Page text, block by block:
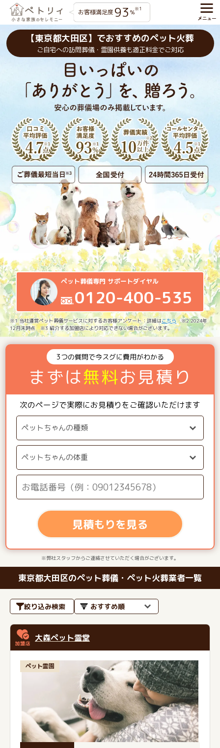
お客様満足度 93 %※1
【東京都大田区】でおすすめのペット火葬
ご自宅への訪問葬儀・霊園供養も適正料金でご対応
ペット葬儀専門 サポートダイヤル
0120-400-535
※1 当社運営ペット葬儀サービスに対するお客様アンケート：詳細はこちら ※2 2024年
12月末時点 ※3 紹介する加盟店により対応できない場合がございます。
3つの質問で今スグに費用がわかる
まずは無料お見積り
次のページで実際にお見積りをご確認いただけます
見積もりを見る
※弊社スタッフからご連絡させていただく場合がございます。
東京都大田区のペット葬儀・ペット火葬業者一覧
絞り込み検索
大森ペット霊堂
ペット霊園